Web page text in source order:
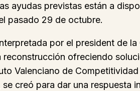
ayudas previstas están a
pasado 29 de octubre.
por el president de
ofreciendo
Valenciano de
creó para dar una respuesta